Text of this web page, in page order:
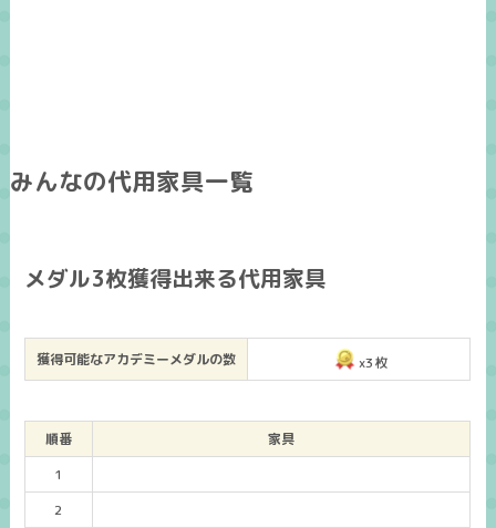
みんなの代用家具一覧
メダル3枚獲得出来る代用家具
獲得可能なアカデミーメダルの数 x3枚
順番
家具
1
2